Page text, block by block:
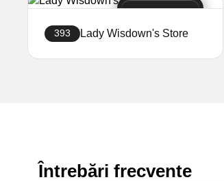
393 Lady Wisdown's Store
Întrebări frecvente